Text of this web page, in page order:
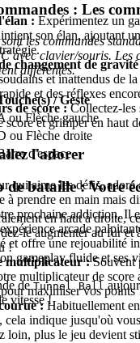
: Expérimentez un
son élan, ajoutant
changement de
et inattendus de
et des réflexes
de score :Collectez-les
et grimper en haut
l'adorer
qui aime les défis, adore
à prendre en main mais
prochaine addiction. Il
arcade
et offre une rejouabilité
gameplay fluide et ses
deTunnel Ball
vitesse !
: Les
les commandes
avec clavier/souris. Les
différentes.
/ Geste
ou Flèche gauche
ou Flèche droite
d'espace
de bataille : Votre
en haut à droite,
le augmenter au fur et
!
multiplicateur :Souvent
multiplicateur de score
maximiser vos points
:Habituellement
cela indique jusqu'où
loin, plus le jeu devient